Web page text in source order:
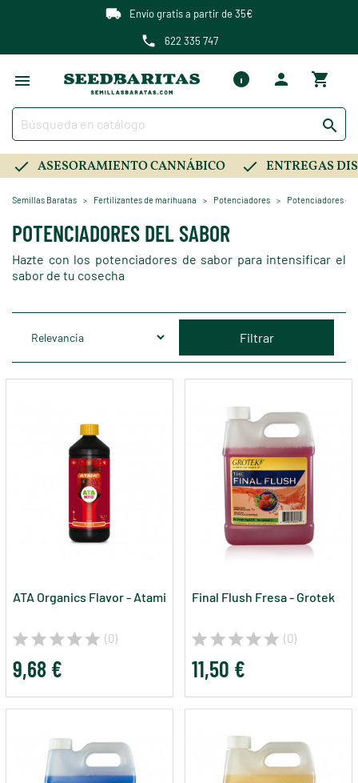
Envío gratis a partir de 35€
622 335 747

ASESORAMIENTO CANNÁBICO ENTREGAS
Semillas Baratas Fertilizantes de marihuana Potenciadores Potenciadores
POTENCIADORES DEL SABOR
Hazte con los potenciadores de sabor para intensificar el
sabor de tu cosecha
Filtrar
ATA Organics Flavor - Atami
(0)
9,68 €
Final Flush Fresa - Grotek
(0)
11,50 €